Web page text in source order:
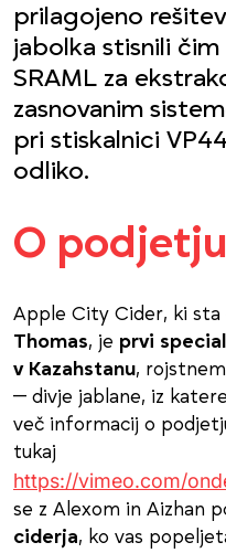
prilagojeno
jabolka stisnili
SRAML za
zasnovanim
pri stiskalnici
odliko.
O podjetju
Apple City Cider, ki sta
Thomas, je prvi
v Kazahstanu,
— divje jablane, iz
več informacij o
tukaj
https://vimeo.com/
se z Alexom in Aizhan
ciderja, ko vas